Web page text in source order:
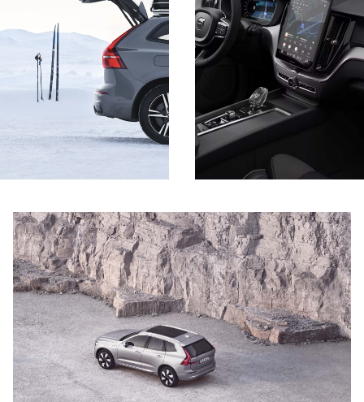
Energieverbrauch gewichtet: 18,1-20,9
kWh Strom/100 km plus 0,9-1,4 l
Benzin/100 km | CO2-Emission 22-32
g/km | CO2-Klasse: B | bei entladener
Batterie: Kraftstoffverbrauch 7,0-8,2
l/100 km | CO2-Klasse: G-F
(kombinierte Werte gem. WLTP).